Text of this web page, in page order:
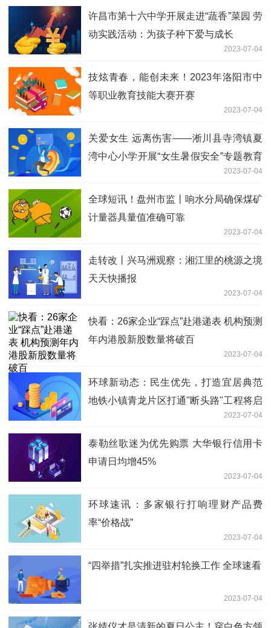
许昌市第十六中学开展走进“蔬香”菜园 劳
动实践活动：为孩子种下爱与成长
2023-07-04
技炫青春，能创未来！2023年洛阳市中
等职业教育技能大赛开赛
2023-07-04
关爱女生 远离伤害——淅川县寺湾镇夏
湾中心小学开展“女生暑假安全”专题教育
2023-07-04
全球短讯！盘州市监丨响水分局确保煤矿
计量器具量值准确可靠
2023-07-04
走转改丨兴马洲观察：湘江里的桃源之境
天天快播报
2023-07-04
快看：26家企业“踩点”赴港递表 机构预测
年内港股新股数量将破百
2023-07-04
环球新动态：民生优先，打造宜居典范
地铁小镇青龙片区打通"断头路"工程将启
2023-07-04
泰勒丝歌迷为优先购票 大华银行信用卡
申请日均增45%
2023-07-04
环球速讯：多家银行打响理财产品费
率“价格战”
2023-07-04
“四举措”扎实推进驻村轮换工作 全球速看
2023-07-04